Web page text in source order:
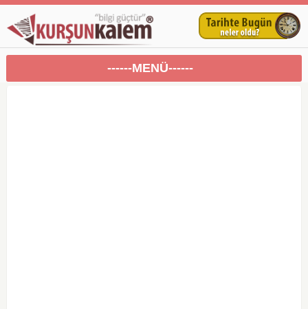
------MENÜ------